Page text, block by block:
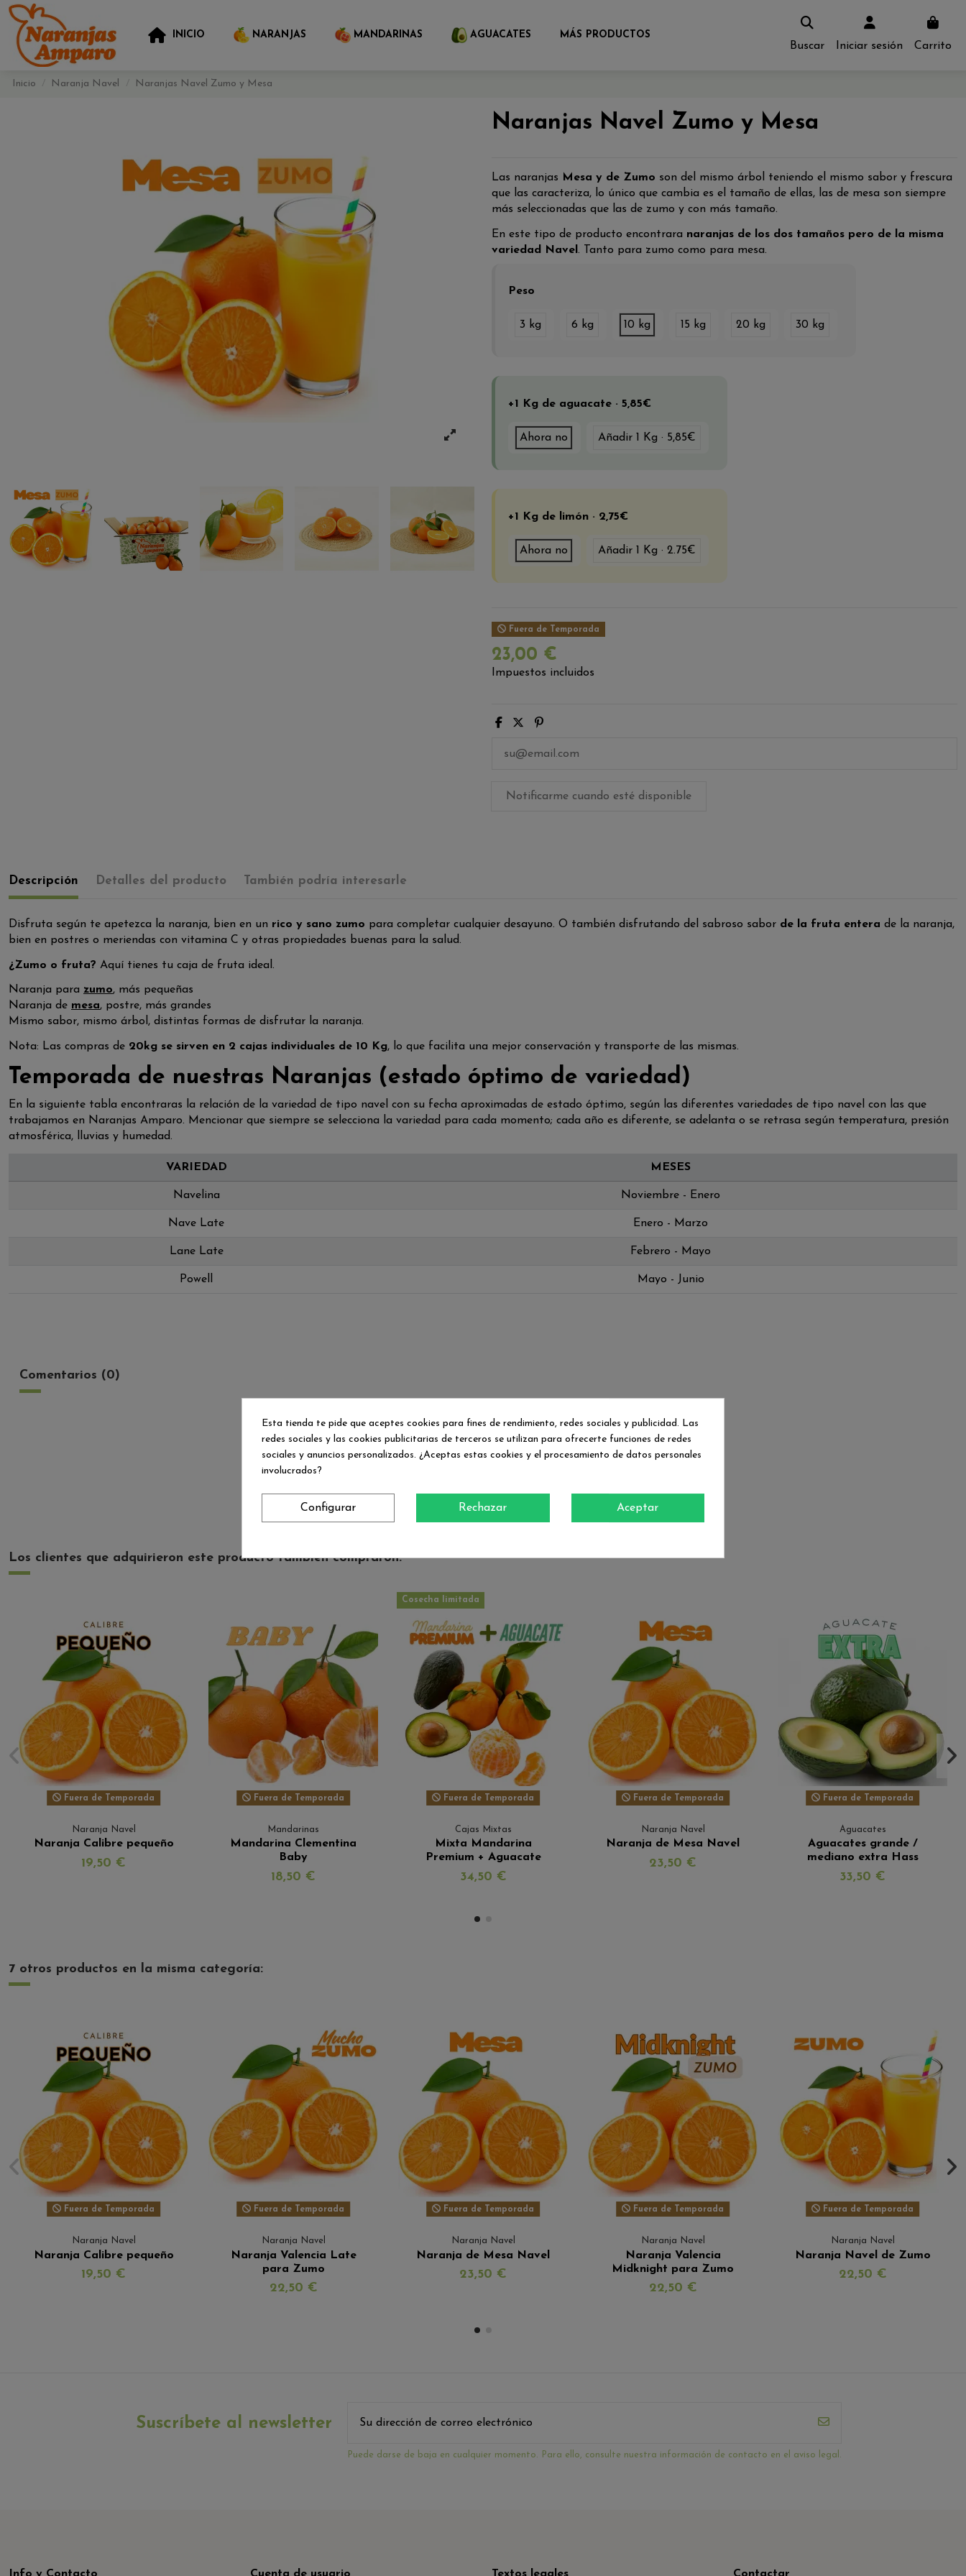
INICIO NARANJAS MANDARINAS AGUACATES MÁS PRODUCTOS
Buscar Iniciar sesión Carrito
Inicio Naranja Navel Naranjas Navel Zumo y Mesa
Naranjas Navel Zumo y Mesa
Las naranjas Mesa y de Zumo son del mismo árbol teniendo el mismo sabor y frescura
que las caracteriza, lo único que cambia es el tamaño de ellas, las de mesa son siempre
más seleccionadas que las de zumo y con más tamaño.
En este tipo de producto encontrara naranjas de los dos tamaños pero de la misma
variedad Navel . Tanto para zumo como para mesa.
Peso
3 kg 6 kg 10 kg 15 kg 20 kg 30 kg
+1 Kg de aguacate · 5,85€
Ahora no Añadir 1 Kg · 5,85€
+1 Kg de limón · 2,75€
Ahora no Añadir 1 Kg · 2.75€
Fuera de Temporada
23,00 €
Impuestos incluidos
Descripción Detalles del producto También podría interesarle
Disfruta según te apetezca la naranja, bien en un rico y sano zumo para completar cualquier desayuno. O también disfrutando del sabroso sabor de la fruta entera de la naranja,
bien en postres o meriendas con vitamina C y otras propiedades buenas para la salud.
¿Zumo o fruta? Aquí tienes tu caja de fruta ideal.
Naranja para zumo, más pequeñas
Naranja de mesa, postre, más grandes
Mismo sabor, mismo árbol, distintas formas de disfrutar la naranja.
Nota: Las compras de 20kg se sirven en 2 cajas individuales de 10 Kg, lo que facilita una mejor conservación y transporte de las mismas.
Temporada de nuestras Naranjas (estado óptimo de variedad)
En la siguiente tabla encontraras la relación de la variedad de tipo navel con su fecha aproximadas de estado óptimo, según las diferentes variedades de tipo navel con las que
trabajamos en Naranjas Amparo. Mencionar que siempre se selecciona la variedad para cada momento; cada año es diferente, se adelanta o se retrasa según temperatura, presión
atmosférica, lluvias y humedad.
VARIEDAD MESES
Navelina Noviembre - Enero
Nave Late Enero - Marzo
Lane Late Febrero - Mayo
Powell Mayo - Junio
Comentarios (0)
Los clientes que adquirieron este producto también compraron:
Fuera de Temporada
Naranja Navel
Naranja Calibre pequeño
19,50 €
Fuera de Temporada
Mandarinas
Mandarina Clementina
Baby
18,50 €
Cosecha limitada
Fuera de Temporada
Cajas Mixtas
Mixta Mandarina
Premium + Aguacate
34,50 €
Fuera de Temporada
Naranja Navel
Naranja de Mesa Navel
23,50 €
Fuera de Temporada
Aguacates
Aguacates grande /
mediano extra Hass
33,50 €
7 otros productos en la misma categoría:
Fuera de Temporada
Naranja Navel
Naranja Calibre pequeño
19,50 €
Fuera de Temporada
Naranja Navel
Naranja Valencia Late
para Zumo
22,50 €
Fuera de Temporada
Naranja Navel
Naranja de Mesa Navel
23,50 €
Fuera de Temporada
Naranja Navel
Naranja Valencia
Midknight para Zumo
22,50 €
Fuera de Temporada
Naranja Navel
Naranja Navel de Zumo
22,50 €
Suscríbete al newsletter
Puede darse de baja en cualquier momento. Para ello, consulte nuestra información de contacto en el aviso legal.
Esta tienda te pide que aceptes cookies para fines de rendimiento, redes sociales y publicidad. Las
redes sociales y las cookies publicitarias de terceros se utilizan para ofrecerte funciones de redes
sociales y anuncios personalizados. ¿Aceptas estas cookies y el procesamiento de datos personales
involucrados?
Configurar Rechazar Aceptar